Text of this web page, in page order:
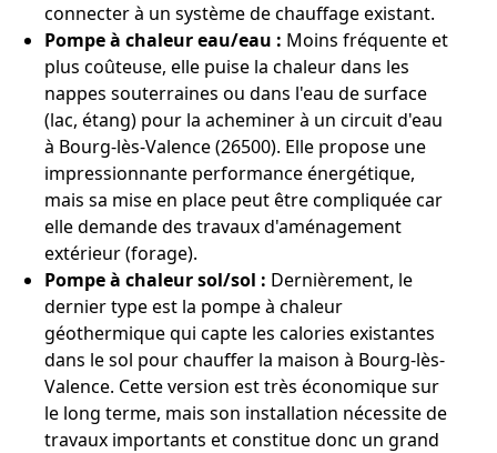
connecter à un système de chauffage existant.
Pompe à chaleur eau/eau : Moins fréquente et
plus coûteuse, elle puise la chaleur dans les
nappes souterraines ou dans l'eau de surface
(lac, étang) pour la acheminer à un circuit d'eau
à Bourg-lès-Valence (26500). Elle propose une
impressionnante performance énergétique,
mais sa mise en place peut être compliquée car
elle demande des travaux d'aménagement
extérieur (forage).
Pompe à chaleur sol/sol : Dernièrement, le
dernier type est la pompe à chaleur
géothermique qui capte les calories existantes
dans le sol pour chauffer la maison à Bourg-lès-
Valence. Cette version est très économique sur
le long terme, mais son installation nécessite de
travaux importants et constitue donc un grand